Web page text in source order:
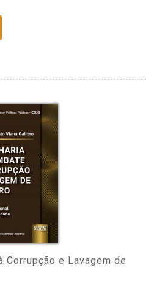
Corrupção e Lavagem de